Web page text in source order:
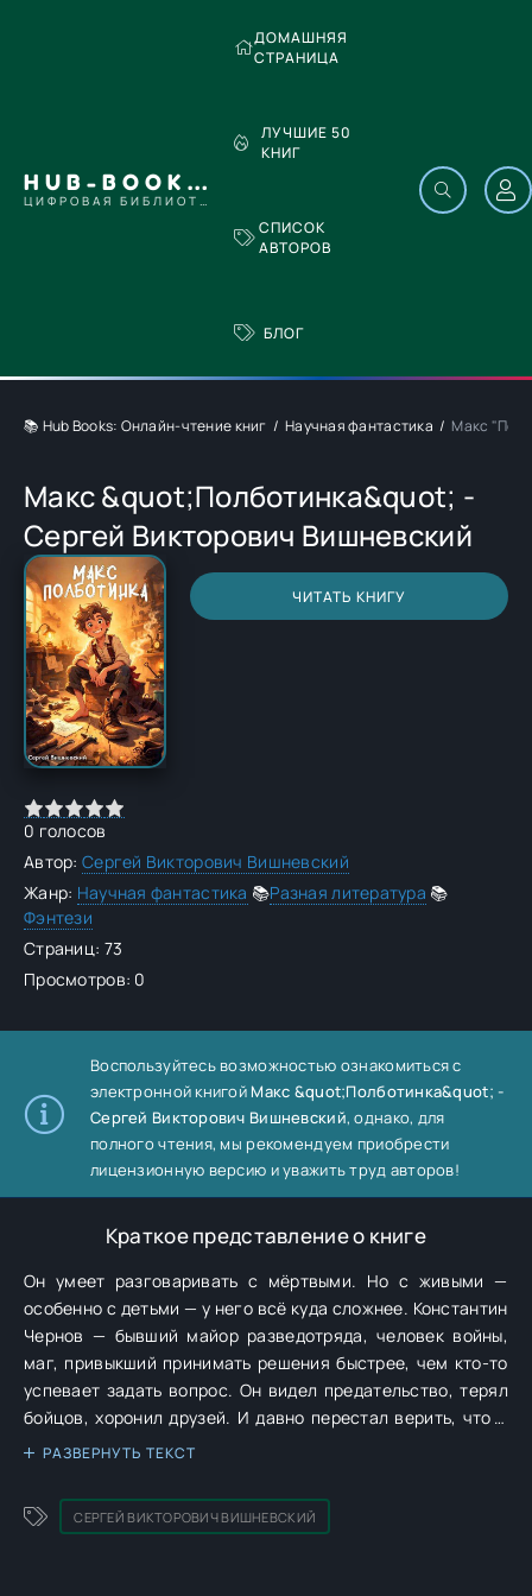
HUB-BOOKS.COM
ЦИФРОВАЯ БИБЛИОТЕКА
ДОМАШНЯЯ
СТРАНИЦА
ЛУЧШИЕ 50
КНИГ
СПИСОК
АВТОРОВ
БЛОГ
📚 Hub Books: Онлайн-чтение книг Научная фантастика Макс
Макс &quot;Полботинка&quot; -
Сергей Викторович Вишневский
ЧИТАТЬ КНИГУ
0 голосов
Автор: Сергей Викторович Вишневский
Жанр: Научная фантастика 📚Разная литература 📚
Фэнтези
Страниц: 73
Просмотров: 0
Воспользуйтесь возможностью ознакомиться с
электронной книгой Макс &quot;Полботинка&quot; -
Сергей Викторович Вишневский, однако, для
полного чтения, мы рекомендуем приобрести
лицензионную версию и уважить труд авторов!
Краткое представление о книге
Он умеет разговаривать с мёртвыми. Но с живыми —
особенно с детьми — у него всё куда сложнее. Константин
Чернов — бывший майор разведотряда, человек войны,
маг, привыкший принимать решения быстрее, чем кто-то
успевает задать вопрос. Он видел предательство, терял
бойцов, хоронил друзей. И давно перестал верить, что в
этой жизни можно что-то исправить. Макс — дерзкий,
прыгнет в окно с криком «Ёперный каравай», чем покорно
пойдёт за незнакомцем в чёрном костюме. Он не герой.
РАЗВЕРНУТЬ ТЕКСТ
СЕРГЕЙ ВИКТОРОВИЧ ВИШНЕВСКИЙ